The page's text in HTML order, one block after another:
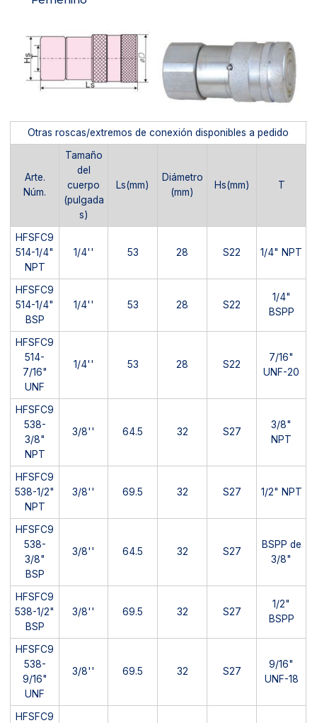
Otras roscas/extremos de conexión disponibles a pedido
Arte.
Núm.
Tamaño
del
cuerpo
(pulgada
s)
Ls(mm)
Diámetro
(mm)
Hs(mm) T
HFSFC9
514-1/4"
NPT
1/4'' 53 28 S22 1/4" NPT
HFSFC9
514-1/4"
BSP
1/4'' 53 28 S22
1/4"
BSPP
HFSFC9
514-
7/16"
UNF
1/4'' 53 28 S22
7/16"
UNF-20
HFSFC9
538-
3/8"
NPT
3/8'' 64.5 32 S27
3/8"
NPT
HFSFC9
538-1/2"
NPT
3/8'' 69.5 32 S27 1/2" NPT
HFSFC9
538-
3/8"
BSP
3/8'' 64.5 32 S27
BSPP de
3/8"
HFSFC9
538-1/2"
BSP
3/8'' 69.5 32 S27
1/2"
BSPP
HFSFC9
538-
9/16"
UNF
3/8'' 69.5 32 S27
9/16"
UNF-18
HFSFC9